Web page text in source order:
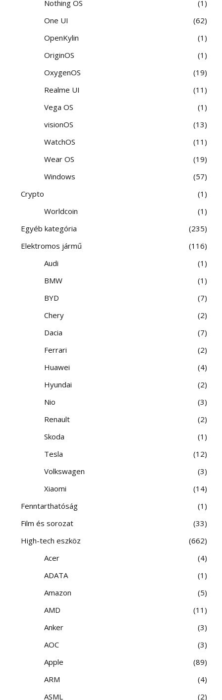
Nothing OS
1
One UI
62
OpenKylin
1
OriginOS
1
OxygenOS
19
Realme UI
11
Vega OS
1
visionOS
13
WatchOS
11
Wear OS
19
Windows
57
Crypto
1
Worldcoin
1
Egyéb kategória
235
Elektromos jármű
116
Audi
1
BMW
1
BYD
7
Chery
2
Dacia
7
Ferrari
2
Huawei
4
Hyundai
2
Nio
3
Renault
2
Skoda
1
Tesla
12
Volkswagen
3
Xiaomi
14
Fenntarthatóság
1
Film és sorozat
33
High-tech eszköz
662
Acer
4
ADATA
1
Amazon
5
AMD
11
Anker
3
AOC
3
Apple
89
ARM
4
ASML
2